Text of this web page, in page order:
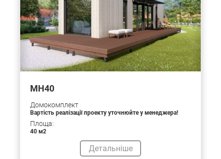
MH40
Домокомплект
Вартість реалізації проекту уточнюйте у менеджера!
Площа:
40 м2
Детальніше